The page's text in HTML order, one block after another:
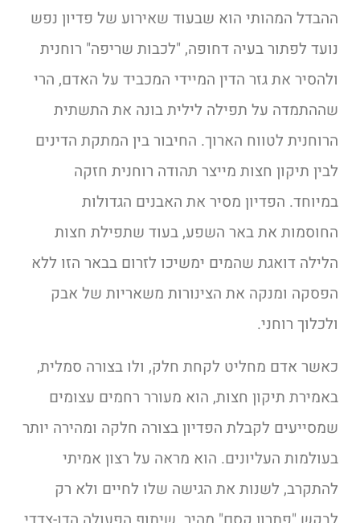
ההבדל המהותי הוא שבעוד שאירוע של פדיון נפש
נועד לפתור בעיה דחופה, "לכבות שריפה" רוחנית
ולהסיר את גזר הדין המיידי המכביד על האדם, הרי
שההתמדה על תפילה לילית בונה את התשתית
הרוחנית לטווח הארוך. החיבור בין המתקת הדינים
לבין תיקון חצות מייצר תהודה רוחנית חזקה
במיוחד. הפדיון מסיר את האבנים הגדולות
החוסמות את באר השפע, בעוד שתפילת חצות
הלילה דואגת שהמים ימשיכו לזרום בבאר הזו ללא
הפסקה ומנקה את הצינורות משאריות של אבק
ולכלוך רוחני.
כאשר אדם מחליט לקחת חלק, ולו בצורה סמלית,
באמירת תיקון חצות, הוא מעורר רחמים עצומים
שמסייעים לקבלת הפדיון בצורה חלקה ומהירה יותר
בעולמות העליונים. הוא מראה על רצון אמיתי
להתקרב, לשנות את הגישה שלו לחיים ולא רק